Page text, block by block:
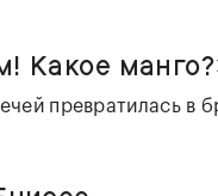
Какое
превратилась